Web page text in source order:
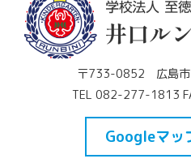
〒733-0852 広島市
TEL 082-277-1813
Googleマッ